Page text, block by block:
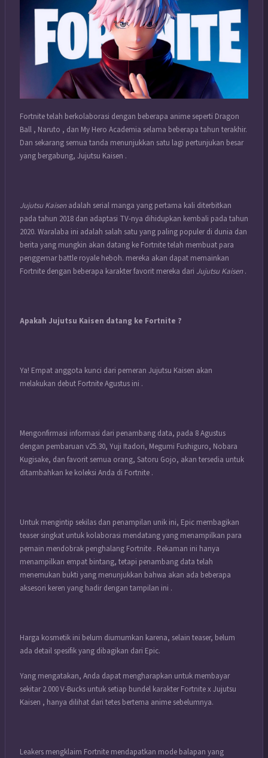
Fortnite telah berkolaborasi dengan beberapa anime seperti Dragon
Ball , Naruto , dan My Hero Academia selama beberapa tahun terakhir.
Dan sekarang semua tanda menunjukkan satu lagi pertunjukan besar
yang bergabung, Jujutsu Kaisen .
Jujutsu Kaisen adalah serial manga yang pertama kali diterbitkan
pada tahun 2018 dan adaptasi TV-nya dihidupkan kembali pada tahun
2020. Waralaba ini adalah salah satu yang paling populer di dunia dan
berita yang mungkin akan datang ke Fortnite telah membuat para
penggemar battle royale heboh. mereka akan dapat memainkan
Fortnite dengan beberapa karakter favorit mereka dari Jujutsu Kaisen .
Apakah Jujutsu Kaisen datang ke Fortnite ?
Ya! Empat anggota kunci dari pemeran Jujutsu Kaisen akan
melakukan debut Fortnite Agustus ini .
Mengonfirmasi informasi dari penambang data, pada 8 Agustus
dengan pembaruan v25.30, Yuji Itadori, Megumi Fushiguro, Nobara
Kugisake, dan favorit semua orang, Satoru Gojo, akan tersedia untuk
ditambahkan ke koleksi Anda di Fortnite .
Untuk mengintip sekilas dan penampilan unik ini, Epic membagikan
teaser singkat untuk kolaborasi mendatang yang menampilkan para
pemain mendobrak penghalang Fortnite . Rekaman ini hanya
menampilkan empat bintang, tetapi penambang data telah
menemukan bukti yang menunjukkan bahwa akan ada beberapa
aksesori keren yang hadir dengan tampilan ini .
Harga kosmetik ini belum diumumkan karena, selain teaser, belum
ada detail spesifik yang dibagikan dari Epic.
Yang mengatakan, Anda dapat mengharapkan untuk membayar
sekitar 2.000 V-Bucks untuk setiap bundel karakter Fortnite x Jujutsu
Kaisen , hanya dilihat dari tetes bertema anime sebelumnya.
Leakers mengklaim Fortnite mendapatkan mode balapan yang